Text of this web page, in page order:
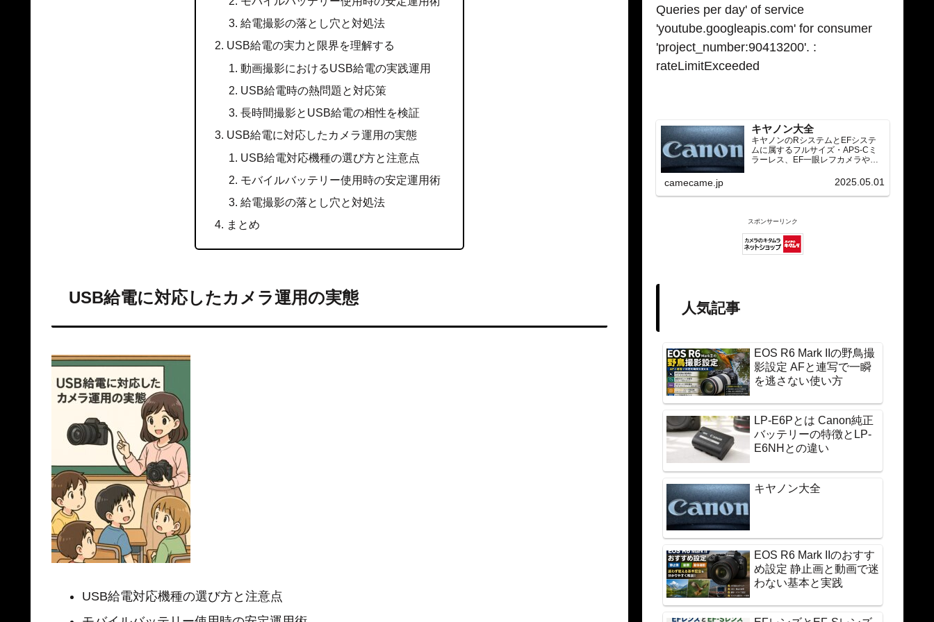
給電撮影の落とし穴と対処法
USB給電の実力と限界を理解する
動画撮影におけるUSB給電の実践運用
USB給電時の熱問題と対応策
長時間撮影とUSB給電の相性を検証
USB給電に対応したカメラ運用の実態
USB給電対応機種の選び方と注意点
モバイルバッテリー使用時の安定運用術
給電撮影の落とし穴と対処法
まとめ
USB給電に対応したカメラ運用の実態
USB給電対応機種の選び方と注意点
Queries per day' of service
'youtube.googleapis.com' for consumer
'project_number:90413200'. :
rateLimitExceeded
キヤノン大全
キヤノンのRシステムとEFシステ
ムに属するフルサイズ・APS-Cミ
ラーレス、EF一眼レフカメラや
望遠）をカテゴリ別に網羅し、効
種の内部リンク設計で回遊性向上
camecame.jp 2025.05.01
スポンサーリンク
人気記事
EOS R6 Mark IIの野鳥撮
影設定 AFと連写で一瞬
を逃さない使い方
LP-E6Pとは Canon純正
バッテリーの特徴とLP-
E6NHとの違い
キヤノン大全
EOS R6 Mark IIのおすす
め設定 静止画と動画で迷
わない基本と実践